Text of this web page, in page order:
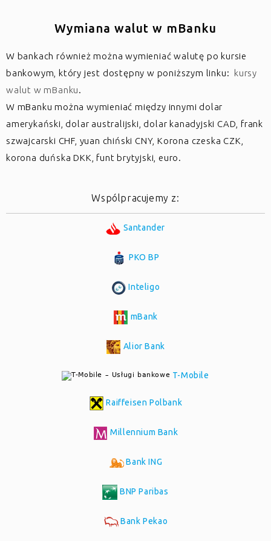
Wymiana walut w mBanku
W bankach również można wymieniać walutę po kursie
bankowym, który jest dostępny w poniższym linku: kursy
walut w mBanku.
W mBanku można wymieniać między innymi dolar
amerykański, dolar australijski, dolar kanadyjski CAD, frank
szwajcarski CHF, yuan chiński CNY, Korona czeska CZK,
korona duńska DKK, funt brytyjski, euro.
Wspólpracujemy z:
Santander
PKO BP
Inteligo
mBank
Alior Bank
T-Mobile
Raiffeisen Polbank
Millennium Bank
Bank ING
BNP Paribas
Bank Pekao